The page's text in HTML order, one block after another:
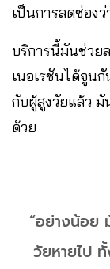
เป็นการลดช่อง
บริการนี้มันช่วย
เนอเรชันได้จูน
กับผู้สูงวัยแล้ว มั
ด้วย
“อย่างน้อย
วัยหายไป